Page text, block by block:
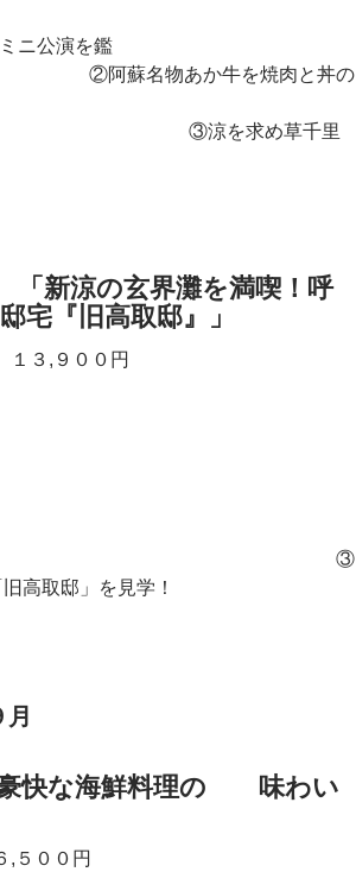
公演を鑑
牛を焼肉と丼の
め草千里
を満喫！呼
宅『旧高取邸』」
３,９００円
③
高取邸」を見学！
豪快な海鮮料理の 味わい
５００円